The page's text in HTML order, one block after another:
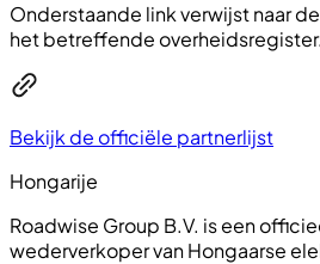
Onderstaande link verwijst naar
het betreffende overheidsregister.
Bekijk de officiële partnerlijst
Hongarije
Roadwise Group B.V. is een
wederverkoper van Hongaarse